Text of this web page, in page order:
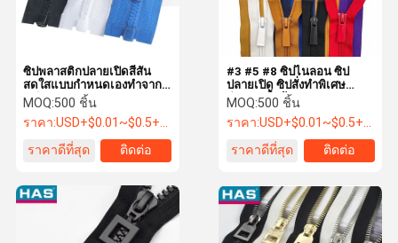
#3 #5 #8 ซิปไนลอน ซิป
ปลายเปิด ซิปสั่งทำพิเศษ
สำหรับเสื้อผ้า
MOQ:500 ชิ้น
ราคา:USD+$0.01~$0.5+PC
ราคาดีที่สุด
ติดต่อ
ซิปพลาสติกปลายเปิดสีสัน
สดใสแบบกำหนดเองทำจาก
เรซิน
MOQ:500 ชิ้น
ราคา:USD+$0.01~$0.5+PC
ราคาดีที่สุด
ติดต่อ